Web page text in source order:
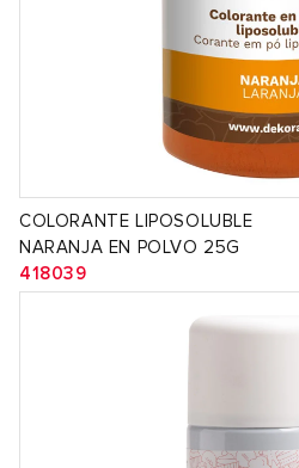
COLORANTE LIPOSOLUBLE
NARANJA EN POLVO 25G
418039